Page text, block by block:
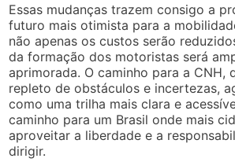
Essas mudanças trazem consigo a
futuro mais otimista para a
não apenas os custos serão
da formação dos motoristas será
aprimorada. O caminho para a CNH,
repleto de obstáculos e incertezas,
como uma trilha mais clara e
caminho para um Brasil onde mais
aproveitar a liberdade e a
dirigir.